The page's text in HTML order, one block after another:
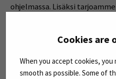
Cookies are
When you accept cookies,
smooth as possible. Some of
ohjelmassa. Lisäksi
vuorovaikutus työelämän
niin opetuksessa kuin
innovaatiotoiminnassa.